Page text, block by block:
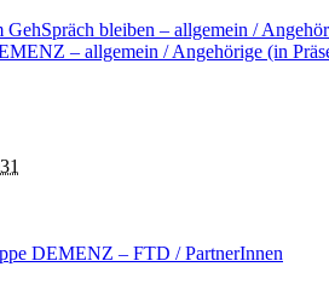
GehSpräch bleiben – allgemein /
– allgemein / Angehörige (in
DEMENZ – FTD / PartnerInnen